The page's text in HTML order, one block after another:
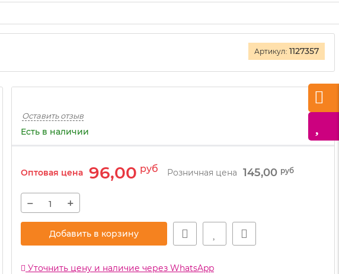
Артикул: 1127357
Оставить отзыв
Есть в наличии
Оптовая цена 96,00 руб Розничная цена 145,00 руб
− +
Добавить в корзину
Уточнить цену и наличие через WhatsApp